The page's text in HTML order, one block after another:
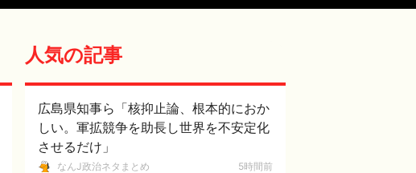
人気の記事
広島県知事ら「核抑止論、根本的におか
しい。軍拡競争を助長し世界を不安定化
させるだけ」
なんJ政治ネタまとめ 5時間前